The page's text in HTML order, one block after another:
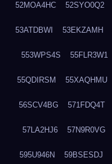
52MOA4HC 52SYO0Q2
53ATDBWI 53EKZAMH
553WPS4S 55FLR3W1
55QDIRSM 55XAQHMU
56SCV4BG 571FDQ4T
57LA2HJ6 57N9R0VG
595U946N 59BSESDJ